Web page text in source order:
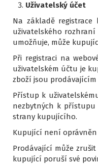
Uživatelský účet
Na základě
uživatelského
umožňuje, může
Při registraci na
uživatelském účtu je
zboží jsou prodávajícím
Přístup k
nezbytných k
strany kupujícího.
Kupující není
Prodávající může
kupující poruší své